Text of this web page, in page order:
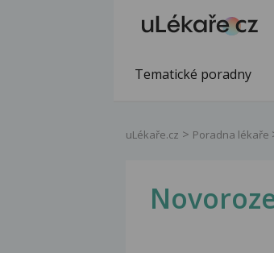
Tematické poradny
uLékaře.cz Poradna lékaře